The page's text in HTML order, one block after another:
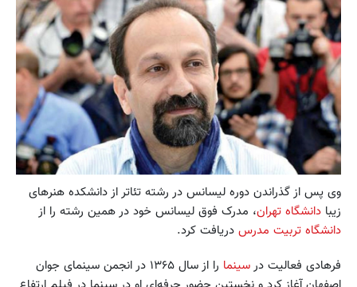
وی پس از گذراندن دوره لیسانس در رشته تئاتر از دانشکده هنرهای
زیبا دانشگاه تهران، مدرک فوق لیسانس خود در همین رشته را از
دانشگاه تربیت مدرس دریافت کرد.
فرهادی فعالیت درسینما
را از سال ۱۳۶۵ در انجمن سینمای جوان